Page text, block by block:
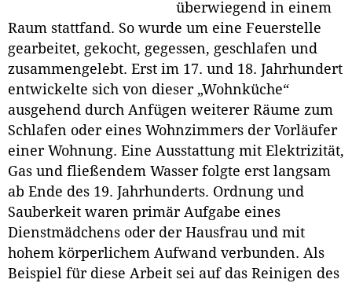
überwiegend in einem
Raum stattfand. So wurde um eine Feuerstelle
gearbeitet, gekocht, gegessen, geschlafen und
zusammengelebt. Erst im 17. und 18. Jahrhundert
entwickelte sich von dieser „Wohnküche“
ausgehend durch Anfügen weiterer Räume zum
Schlafen oder eines Wohnzimmers der Vorläufer
einer Wohnung. Eine Ausstattung mit Elektrizität,
Gas und fließendem Wasser folgte erst langsam
ab Ende des 19. Jahrhunderts. Ordnung und
Sauberkeit waren primär Aufgabe eines
Dienstmädchens oder der Hausfrau und mit
hohem körperlichem Aufwand verbunden. Als
Beispiel für diese Arbeit sei auf das Reinigen des